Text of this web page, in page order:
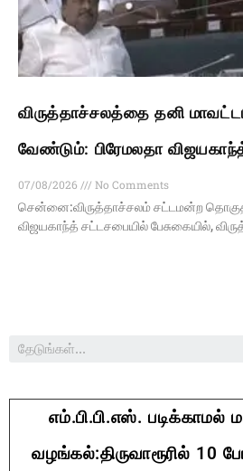
விருத்தாச்சலத்தை தனி
வேண்டும்: பிரேமலதா
07/08/2026
No Comments
சென்னை:விருத்தாச்சலம் சட்டமன்ற தொகுதி
விஜயகாந்த் சட்டசபையில் பேசுகையில்,
எம்.பி.பி.எஸ். படிக்காமல்
வழங்கல்:திருவாரூரில் 10